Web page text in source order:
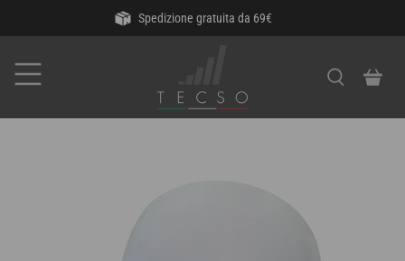
Spedizione gratuita da 69€